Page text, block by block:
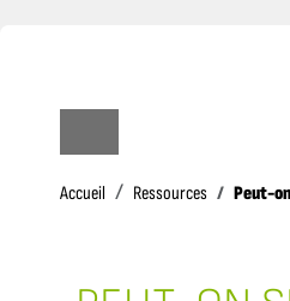
Accueil AccueilRessources Peut-